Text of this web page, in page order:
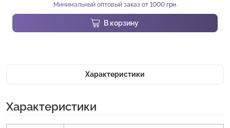
Минимальный оптовый заказ от 1000 грн.
В корзину
Характеристики
Характеристики